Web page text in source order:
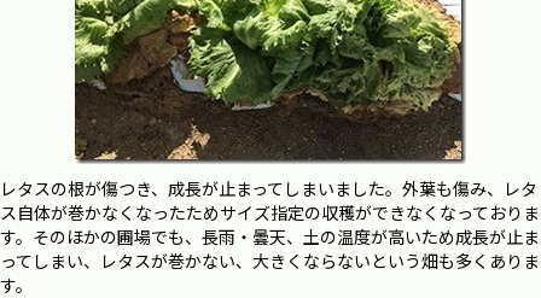
レタスの根が傷つき、成長が止まってしまいました。外葉も傷み、レタ
ス自体が巻かなくなったためサイズ指定の収穫ができなくなっておりま
す。そのほかの圃場でも、長雨・曇天、土の温度が高いため成長が止ま
ってしまい、レタスが巻かない、大きくならないという畑も多くありま
す。